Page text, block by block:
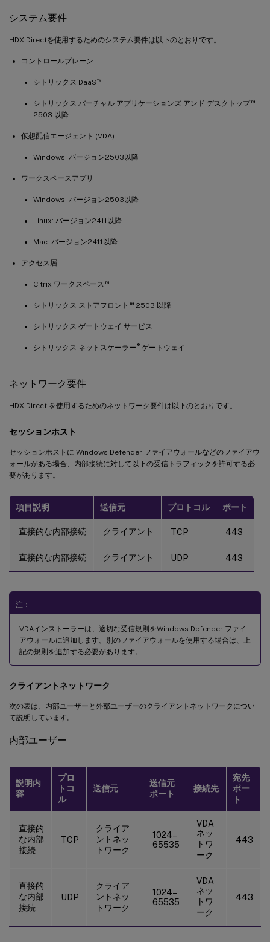
システム要件
HDX Directを使用するためのシステム要件は以下のとおりです。
コントロールプレーン
シトリックス DaaS ™
シトリックス バーチャル アプリケーションズ アンド デスクトップ™
2503 以降
仮想配信エージェント (VDA)
Windows: バージョン2503以降
ワークスペースアプリ
Windows: バージョン2503以降
Linux: バージョン2411以降
Mac: バージョン2411以降
アクセス層
Citrix ワークスペース ™
シトリックス ストアフロント ™2503 以降
シトリックス ゲートウェイ サービス
シトリックス ネットスケーラー ®ゲートウェイ
ネットワーク要件
HDX Direct を使用するためのネットワーク要件は以下のとおりです。
セッションホスト
セッションホストに Windows Defender ファイアウォールなどのファイアウ
ォールがある場合、内部接続に対して以下の受信トラフィックを許可する必
要があります。
項目説明 送信元 プロトコル ポート
直接的な内部接続 クライアント TCP 443
直接的な内部接続 クライアント UDP 443
注：
VDAインストーラーは、適切な受信規則をWindows Defender ファイ
アウォールに追加します。別のファイアウォールを使用する場合は、上
記の規則を追加する必要があります。
クライアントネットワーク
次の表は、内部ユーザーと外部ユーザーのクライアントネットワークについ
て説明しています。
内部ユーザー
説明内
容
プロ
トコ
ル
送信元
送信元
ポート
接続先
宛先
ポー
ト
直接的
な内部
接続
TCP
クライア
ントネッ
トワーク
1024–
65535
VDA
ネッ
トワ
ーク
443
直接的
な内部
接続
UDP
クライア
ントネッ
トワーク
1024–
65535
VDA
ネッ
トワ
ーク
443